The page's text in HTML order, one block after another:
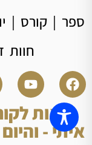
ספר |קורס |
חוות
מאות
איתי -